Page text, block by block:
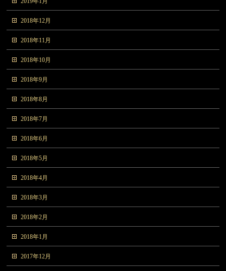
2018年12月
2018年11月
2018年10月
2018年9月
2018年8月
2018年7月
2018年6月
2018年5月
2018年4月
2018年3月
2018年2月
2018年1月
2017年12月